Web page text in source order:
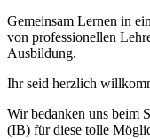
Gemeinsam Lernen in
von professionellen
Ausbildung.
Ihr seid herzlich
Wir bedanken uns beim
(IB) für diese tolle